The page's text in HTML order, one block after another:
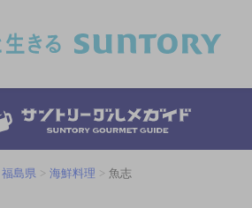
福島県 海鮮料理 魚志